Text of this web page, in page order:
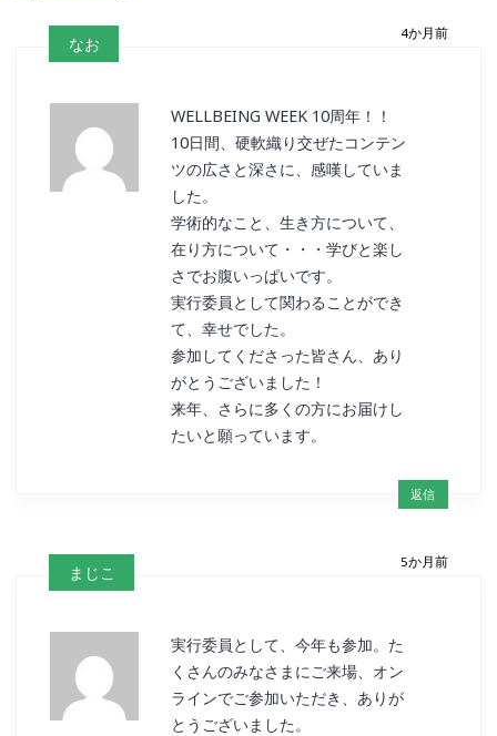
4か月前
なお
WELLBEING WEEK 10周年！！
10日間、硬軟織り交ぜたコンテン
ツの広さと深さに、感嘆していま
した。
学術的なこと、生き方について、
在り方について・・・学びと楽し
さでお腹いっぱいです。
実行委員として関わることができ
て、幸せでした。
参加してくださった皆さん、あり
がとうございました！
来年、さらに多くの方にお届けし
たいと願っています。
返信
5か月前
まじこ
実行委員として、今年も参加。た
くさんのみなさまにご来場、オン
ラインでご参加いただき、ありが
とうございました。